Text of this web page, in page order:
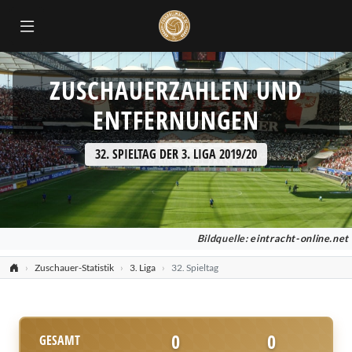
ZUSCHAUERZAHLEN UND
ENTFERNUNGEN
32. SPIELTAG DER 3. LIGA 2019/20
Bildquelle: eintracht-online.net
Zuschauer-Statistik 3. Liga 32. Spieltag
GESAMT 0 0